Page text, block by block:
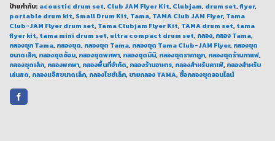
ป้ายกำกับ: acoustic drum set, Club JAM Flyer Kit, Clubjam, drum set,flyer,
portable drum kit, Small Drum Kit, Tama, TAMA Club JAM Flyer, Tama
Club-JAM Flyer drum set, Tama Clubjam Flyer Kit, TAMA drum set, tama
flyer kit, tama mini drum set, ultra compact drum set, กลอง, กลอง Tama,
กลองชุก Tama, กลองชุด, กลองชุด Tama, กลองชุด Tama Club-JAM Flyer, กลองชุด
ขนาดเล็ก, กลองชุดซ้อม, กลองชุดพกพา, กลองชุดมินิ, กลองชุดราคาถูก, กลองชุดร้านกาแฟ,
กลองชุดเล็ก, กลองพกพา, กลองพื้นที่จำกัด, กลองร้านอาหาร, กลองสำหรับคาเฟ่, กลองสำหรับ
เล่นสด, กลองแจ๊สขนาดเล็ก, กลองไซซ์เล็ก, ขายกลอง TAMA, ซื้อกลองชุดออนไลน์